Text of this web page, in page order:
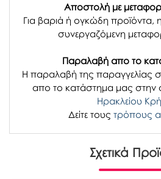
Αποστολή με
Για βαριά ή ογκώδη προϊόντα,
συνεργαζόμενη
Παραλαβή απο το
H παραλαβή της παραγγελίας
απο το κατάστημα μας στην
Ηρακλείου
Δείτε τους τρόπους
Σχετικά